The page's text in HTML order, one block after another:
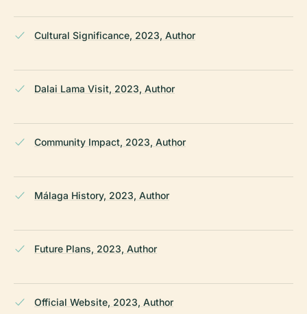
Cultural Significance, 2023, Author
Dalai Lama Visit, 2023, Author
Community Impact, 2023, Author
Málaga History, 2023, Author
Future Plans, 2023, Author
Official Website, 2023, Author